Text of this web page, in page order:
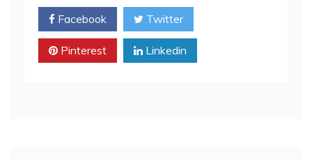
Facebook Twitter
Pinterest Linkedin